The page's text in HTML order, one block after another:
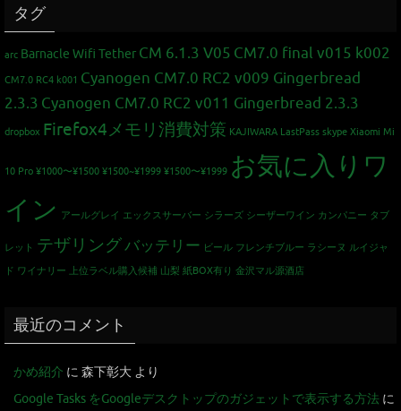
タグ
arc Barnacle Wifi Tether CM 6.1.3 V05 CM7.0 final v015 k002
CM7.0 RC4 k001 Cyanogen CM7.0 RC2 v009 Gingerbread
2.3.3 Cyanogen CM7.0 RC2 v011 Gingerbread 2.3.3
dropbox Firefox4メモリ消費対策 KAJIWARA LastPass skype Xiaomi Mi
10 Pro ¥1000〜¥1500 ¥1500~¥1999 ¥1500〜¥1999 お気に入りワ
イン アールグレイ エックスサーバー シラーズ シーザーワイン カンパニー タブ
レット テザリングバッテリー ビール フレンチブルー ラシーヌ ルイジャ
ド ワイナリー 上位ラベル購入候補 山梨 紙BOX有り 金沢マル源酒店
最近のコメント
かめ紹介 に 森下彰大 より
Google Tasks をGoogleデスクトップのガジェットで表示する方法 に